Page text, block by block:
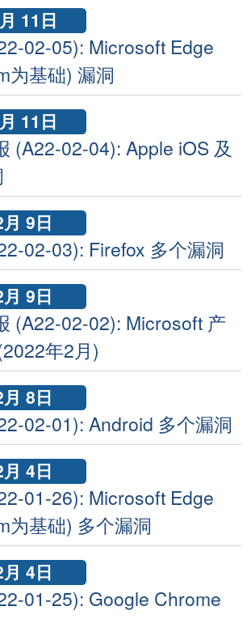
11日
02-05): Microsoft Edge
为基础) 漏洞
11日
(A22-02-04): Apple iOS 及
9日
02-03): Firefox 多个漏洞
9日
(A22-02-02): Microsoft 产
年2月)
8日
02-01): Android 多个漏洞
4日
01-26): Microsoft Edge
为基础) 多个漏洞
4日
01-25): Google Chrome